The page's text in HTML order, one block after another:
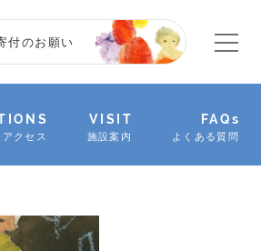
付のお願い
アクセス
VISIT
施設案内
FAQs
よくある質問